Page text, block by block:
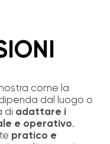
come la
dal luogo o
di adattare i
e operativo.
pratico e